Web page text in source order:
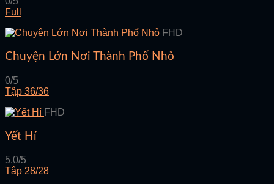
Full
FHD
Chuyện Lớn Nơi Thành Phố Nhỏ
0/5
Tập 36/36
FHD
Yết Hí
5.0/5
Tập 28/28